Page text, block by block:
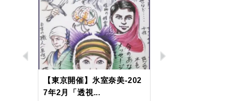
Previous
【東京開催】氷室奈美-202
7年2月「透視...